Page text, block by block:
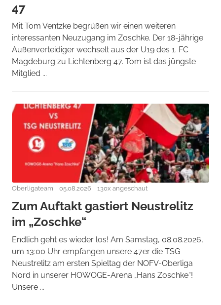
47
Mit Tom Ventzke begrüßen wir einen weiteren
interessanten Neuzugang im Zoschke. Der 18-jährige
Außenverteidiger wechselt aus der U19 des 1. FC
Magdeburg zu Lichtenberg 47. Tom ist das jüngste
Mitglied ...
Oberligateam 05.08.2026 130x angeschaut
Zum Auftakt gastiert Neustrelitz
im „Zoschke“
Endlich geht es wieder los! Am Samstag, 08.08.2026,
um 13:00 Uhr empfangen unsere 47er die TSG
Neustrelitz am ersten Spieltag der NOFV-Oberliga
Nord in unserer HOWOGE-Arena „Hans Zoschke“!
Unsere ...